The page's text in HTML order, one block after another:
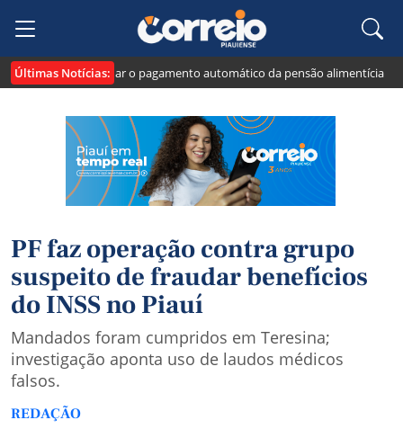
Últimas Notícias:
como vai funcionar o pagamento automático da pensão alimentícia
PF faz operação contra grupo
suspeito de fraudar benefícios
do INSS no Piauí
Mandados foram cumpridos em Teresina;
investigação aponta uso de laudos médicos
falsos.
REDAÇÃO